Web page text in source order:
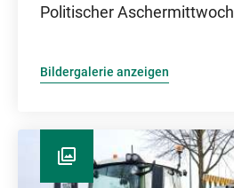
Politischer Aschermittwoch
Bildergalerie anzeigen